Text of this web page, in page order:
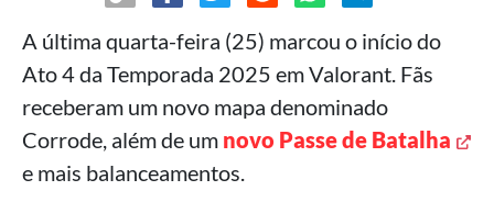
A última quarta-feira (25) marcou o início do
Ato 4 da Temporada 2025 em Valorant. Fãs
receberam um novo mapa denominado
Corrode, além de um novo Passe de Batalha
e mais balanceamentos.